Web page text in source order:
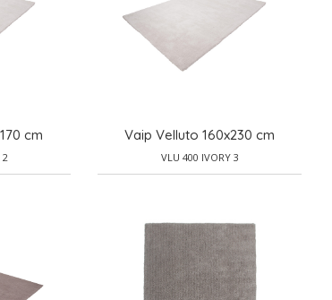
cm Vaip Velluto 160x230 cm
VLU 400 IVORY 3